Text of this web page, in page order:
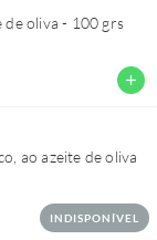
add
ao azeite de oliva
INDISPONÍVEL